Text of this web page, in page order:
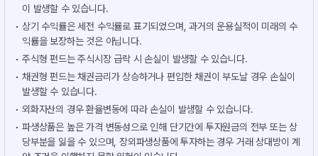
이 발생할 수 있습니다.
상기 수익률은 세전 수익률로 표기되었으며, 과거의 운용실적이 미래의 수
익률을 보장하는 것은 아닙니다.
주식형 펀드는 주식시장 급락 시 손실이 발생할 수 있습니다.
채권형 펀드는 채권금리가 상승하거나 편입한 채권이 부도날 경우 손실이
발생할 수 있습니다.
외화자산의 경우 환율변동에 따라 손실이 발생할 수 있습니다.
파생상품은 높은 가격 변동성으로 인해 단기간에 투자원금의 전부 또는 상
당부분을 잃을 수 있으며, 장외파생상품에 투자하는 경우 거래 상대방이 계